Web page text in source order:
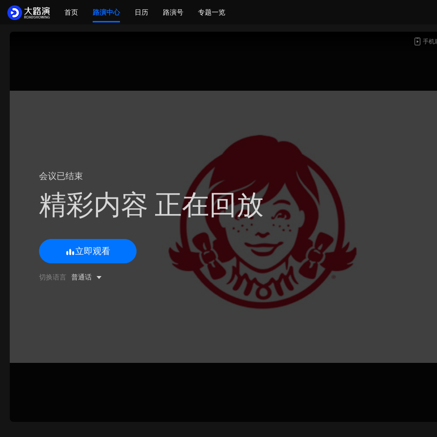
首页 路演中心 日历 路演号 专题一览
手机
会议已结束
精彩内容 正在回放
立即观看
切换语言 普通话
0/500 字
请上传.jpg、.png、.gif格式图片，大小不超过5MB。
提交反馈 取消